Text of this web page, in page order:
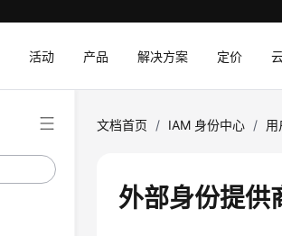
活动 产品 解决方案 定价
文档首页 / IAM 身份中心 / 用
外部身份提供